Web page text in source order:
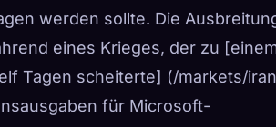
werden sollte. Die
eines Krieges, der zu
Tagen scheiterte] (/markets/
für Microsoft-